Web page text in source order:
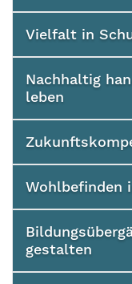
Vielfalt in
Nachhaltig
leben
Wohlbefinden
gestalten